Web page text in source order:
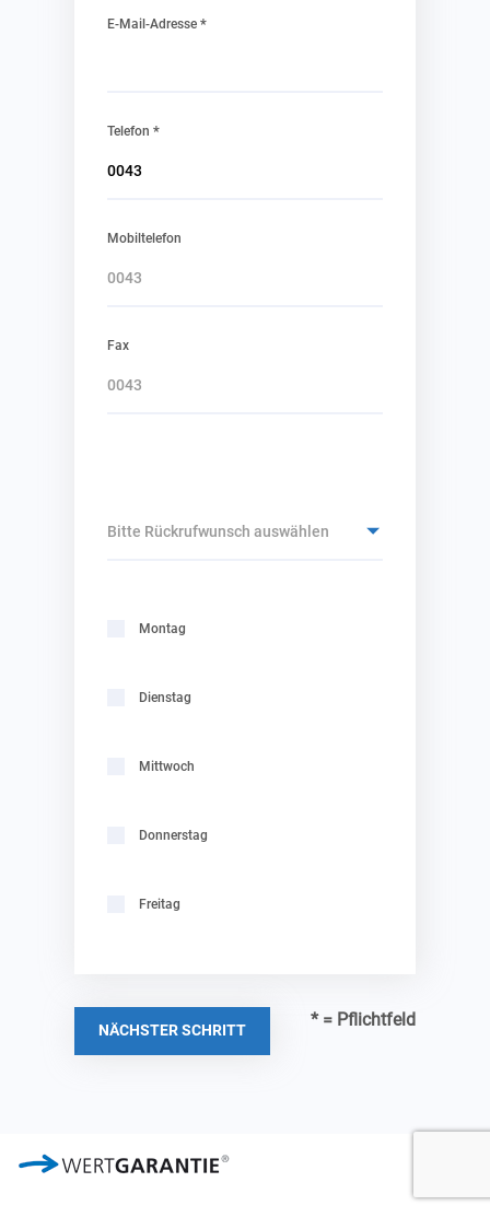
E-Mail-Adresse *
Telefon *
Mobiltelefon
Fax
Bitte Rückrufwunsch auswählen
Montag
Dienstag
Mittwoch
Donnerstag
Freitag
NÄCHSTER SCHRITT
* = Pflichtfeld